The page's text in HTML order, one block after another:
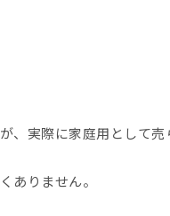
実際に家庭用として
ありません。